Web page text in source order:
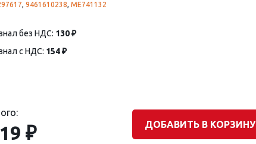
, 9461610238, ME741132
без НДС: 130 ₽
с НДС: 154 ₽
₽ ДОБАВИТЬ В КОРЗИНУ